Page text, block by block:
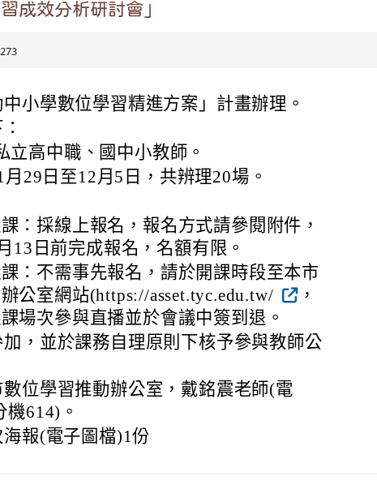
成效分析研討會」
小學數位學習精進方案」計畫辦理。
立高中職、國中小教師。
29日至12月5日，共辨理20場。
：採線上報名，報名方式請參閱附件，
13日前完成報名，名額有限。
：不需事先報名，請於開課時段至本市
公室網站(https://asset.tyc.edu.tw/
，
場次參與直播並於會議中簽到退。
，並於課務自理原則下核予參與教師公
位學習推動辦公室，戴銘震老師(電
614)。
報(電子圖檔)1份